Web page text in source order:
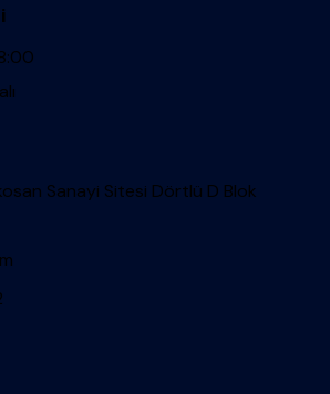
Sanayi Sitesi Dörtlü D Blok